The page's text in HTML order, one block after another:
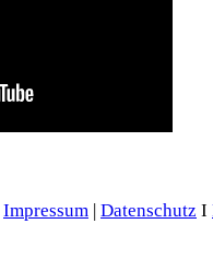
Impressum | Datenschutz I